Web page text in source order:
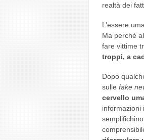
realtà dei
L’essere
Ma perché
fare vittime
troppi, a
Dopo
sulle fake
cervello
informazioni